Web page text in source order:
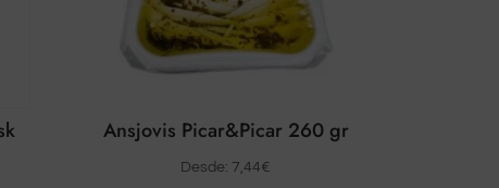
Ansjovis Picar&Picar 260 gr
Desde: 7,44€